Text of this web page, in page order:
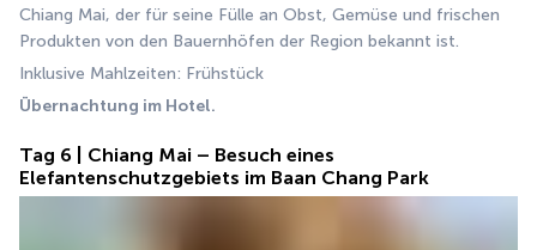
Chiang Mai, der für seine Fülle an Obst, Gemüse und frischen
Produkten von den Bauernhöfen der Region bekannt ist.
Inklusive Mahlzeiten: Frühstück
Übernachtung im Hotel.
Tag 6 | Chiang Mai – Besuch eines
Elefantenschutzgebiets im Baan Chang Park